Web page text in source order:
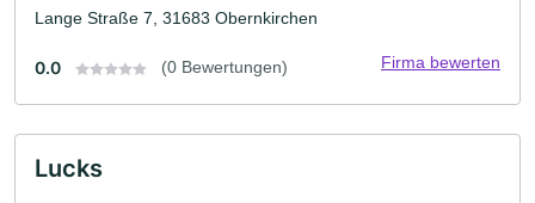
Lange Straße 7, 31683 Obernkirchen
0.0 (0 Bewertungen) Firma bewerten
Lucks